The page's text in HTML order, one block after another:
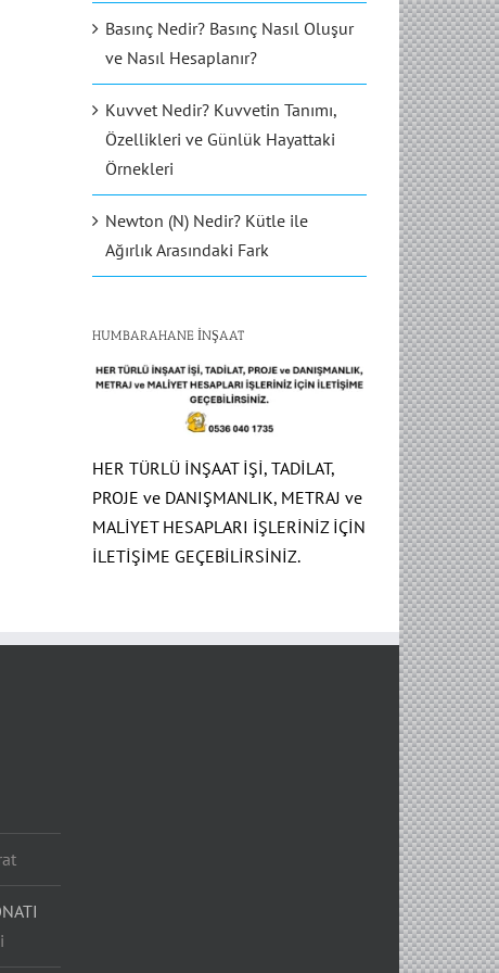
Basınç Nedir? Basınç Nasıl Oluşur
ve Nasıl Hesaplanır?
Kuvvet Nedir? Kuvvetin Tanımı,
Özellikleri ve Günlük Hayattaki
Örnekleri
Newton (N) Nedir? Kütle ile
Ağırlık Arasındaki Fark
HUMBARAHANE İNŞAAT
HER TÜRLÜ İNŞAAT İŞİ, TADİLAT,
PROJE ve DANIŞMANLIK, METRAJ ve
MALİYET HESAPLARI İŞLERİNİZ İÇİN
İLETİŞİME GEÇEBİLİRSİNİZ.